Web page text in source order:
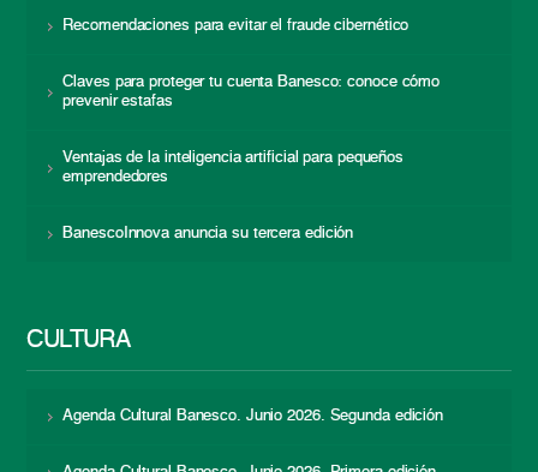
Recomendaciones para evitar el fraude cibernético
Claves para proteger tu cuenta Banesco: conoce cómo
prevenir estafas
Ventajas de la inteligencia artificial para pequeños
emprendedores
BanescoInnova anuncia su tercera edición
CULTURA
Agenda Cultural Banesco. Junio 2026. Segunda edición